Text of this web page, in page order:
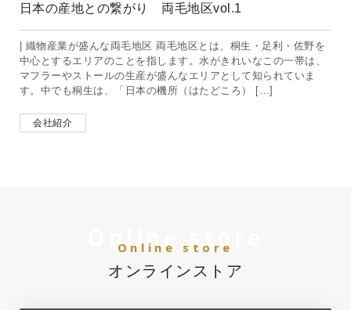
日本の産地との繋がり 両毛地区vol.1
| 織物産業が盛んな両毛地区 両毛地区とは、桐生・足利・佐野を
中心とするエリアのことを指します。水がきれいなこの一帯は、
マフラーやストールの生産が盛んなエリアとして知られていま
す。中でも桐生は、「日本の機所（はたどころ） […]
会社紹介
Online store
Online store
オンラインストア